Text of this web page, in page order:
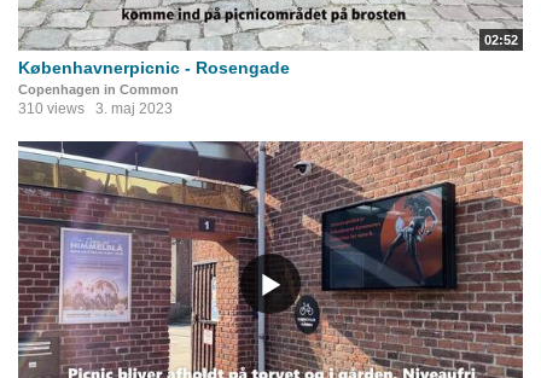
02:52
Københavnerpicnic - Rosengade
Copenhagen in Common
310 views 3. maj 2023